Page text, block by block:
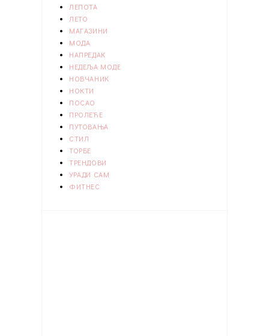
ЛЕПОТА
ЛЕТО
МАГАЗИНИ
МОДА
НАПРЕДАК
НЕДЕЉА МОДЕ
НОВЧАНИК
НОКТИ
ПОСАО
ПРОЛЕЋЕ
ПУТОВАЊА
СТИЛ
ТОРБЕ
ТРЕНДОВИ
УРАДИ САМ
ФИТНЕС